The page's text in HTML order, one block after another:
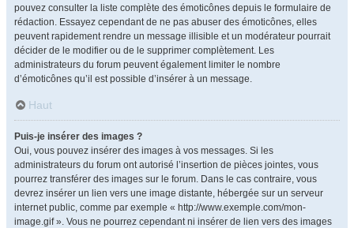
pouvez consulter la liste complète des émoticônes depuis le formulaire de
rédaction. Essayez cependant de ne pas abuser des émoticônes, elles
peuvent rapidement rendre un message illisible et un modérateur pourrait
décider de le modifier ou de le supprimer complètement. Les
administrateurs du forum peuvent également limiter le nombre
d’émoticônes qu’il est possible d’insérer à un message.
Haut
Puis-je insérer des images ?
Oui, vous pouvez insérer des images à vos messages. Si les
administrateurs du forum ont autorisé l’insertion de pièces jointes, vous
pourrez transférer des images sur le forum. Dans le cas contraire, vous
devrez insérer un lien vers une image distante, hébergée sur un serveur
internet public, comme par exemple « http://www.exemple.com/mon-
image.gif ». Vous ne pourrez cependant ni insérer de lien vers des images